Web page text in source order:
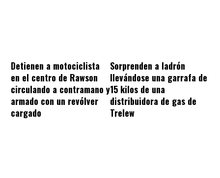
Detienen a motociclista
en el centro de Rawson
circulando a contramano y
armado con un revólver
cargado
Sorprenden a ladrón
llevándose una garrafa de
15 kilos de una
distribuidora de gas de
Trelew